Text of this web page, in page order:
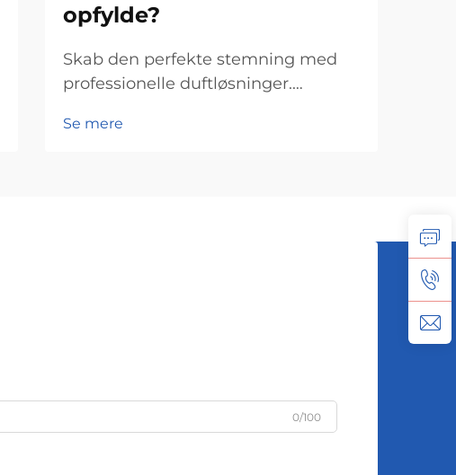
opfylde?
Skab den perfekte stemning med
professionelle duftløsninger.
sig langt ud over blot at levere
Se mere
0/100